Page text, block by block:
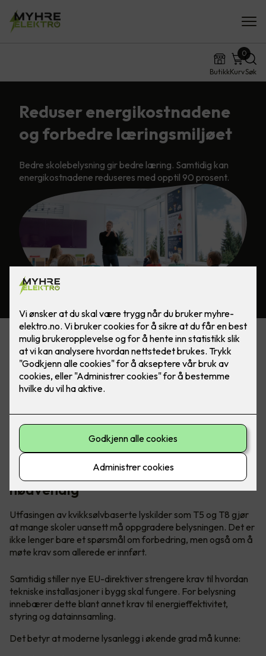
ButikkKurv
0
Søk
Reduser energikostnadene
og forbedre læringsmiljøet
Bedre skolebelysning gir bedre læring. Samtidig kan
energikostnadene reduseres med opptil 90 prosent.
Mange norske skoler har fortsatt eldre lysanlegg basert på
teknologi som nå fases ut. Dette gir dårligere lysforhold,
høyere strømregninger og økte vedlikeholdskostnader. I
tillegg opplever mange at det blir stadig vanskeligere å finne
riktige lyskilder når noe må byttes.
Det finnes samtidig flere måter å gjøre det på, avhengig av
Nye EU-krav gjør oppgradering
nødvendig
Utfasingen av kvikksølvbaserte lyskilder som T5 og T8 gjør
at mange skoler uansett må oppgradere belysningen. Det er
ikke lenger bare et spørsmål om forbedring, men også om å
møte krav som allerede er innført.
Samtidig stiller nye EU-direktiver strengere krav til hvordan
tekniske installasjoner i bygg skal fungere. For belysning
innebærer dette blant annet krav til energieffektivitet,
styring og datainnsamling.
Det betyr at moderne lysanlegg i økende grad må kunne: